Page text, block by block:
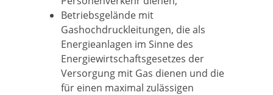
Betriebsgelände mit
Gashochdruckleitungen, die als
Energieanlagen im Sinne des
Energiewirtschaftsgesetzes der
Versorgung mit Gas dienen und die
für einen maximal zulässigen